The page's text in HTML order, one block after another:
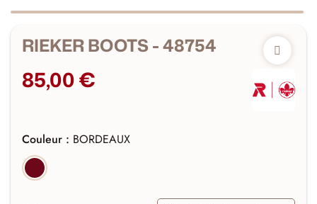
RIEKER BOOTS - 48754
85,00 €
Couleur : BORDEAUX
BORDEAUX